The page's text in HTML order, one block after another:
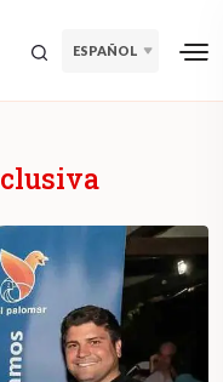
ESPAÑOL